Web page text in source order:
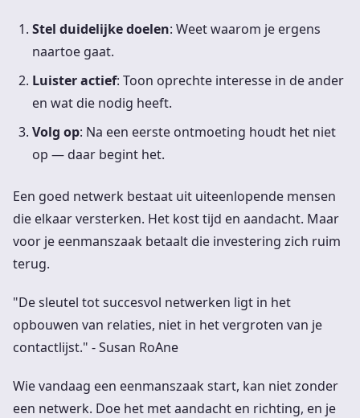
Stel duidelijke doelen: Weet waarom je ergens
naartoe gaat.
Luister actief: Toon oprechte interesse in de ander
en wat die nodig heeft.
Volg op: Na een eerste ontmoeting houdt het niet
op — daar begint het.
Een goed netwerk bestaat uit uiteenlopende mensen
die elkaar versterken. Het kost tijd en aandacht. Maar
voor je eenmanszaak betaalt die investering zich ruim
terug.
"De sleutel tot succesvol netwerken ligt in het
opbouwen van relaties, niet in het vergroten van je
contactlijst." - Susan RoAne
Wie vandaag een eenmanszaak start, kan niet zonder
een netwerk. Doe het met aandacht en richting, en je